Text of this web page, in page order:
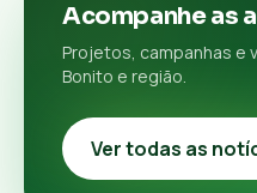
Acompanhe as
Projetos, campanhas e
Bonito e região.
Ver todas as